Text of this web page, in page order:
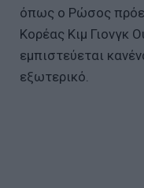
όπως ο Ρώσος
Κορέας Κιμ Γιονγκ
εμπιστεύεται
εξωτερικό.